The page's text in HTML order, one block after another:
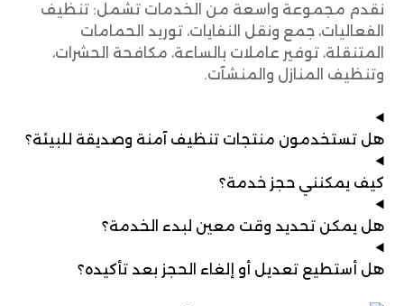
نقدم مجموعة واسعة من الخدمات تشمل: تنظيف
الفعاليات، جمع ونقل النفايات، توريد الحمامات
المتنقلة، توفير عاملات بالساعة، مكافحة الحشرات،
وتنظيف المنازل والمنشآت.
هل تستخدمون منتجات تنظيف آمنة وصديقة للبيئة؟
كيف يمكنني حجز خدمة؟
هل يمكن تحديد وقت معين لبدء الخدمة؟
هل أستطيع تعديل أو إلغاء الحجز بعد تأكيده؟